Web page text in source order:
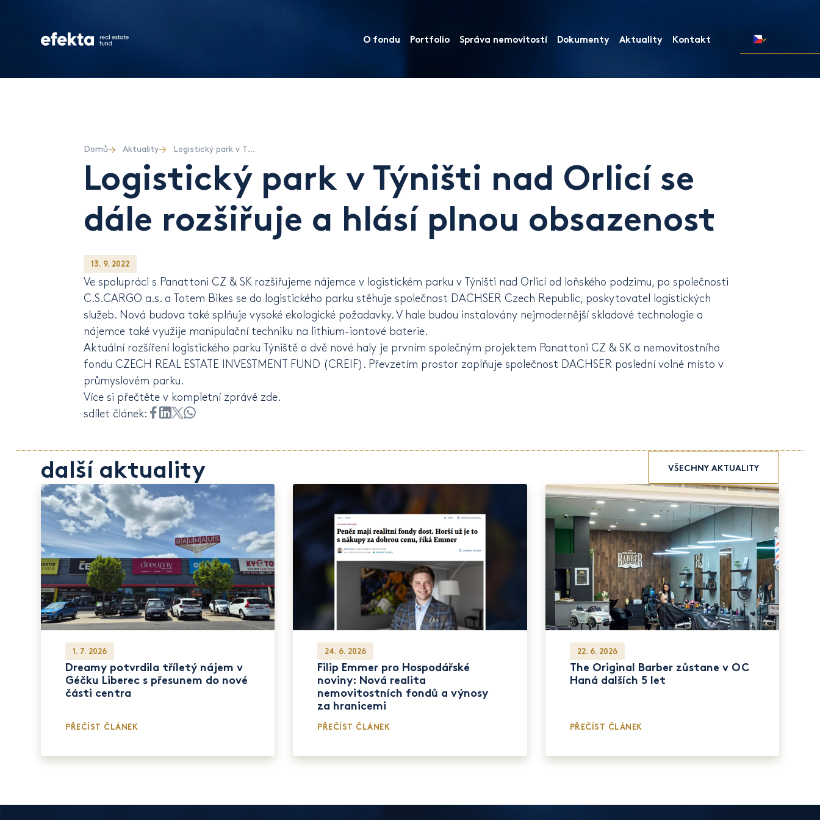
O fondu Portfolio Správa nemovitostí Dokumenty Aktuality Kontakt
Domů Aktuality Logistický park v Týništi nad Orlicí se dále rozšiřuje a hlásí plnou obsazenost
Logistický park v Týništi nad Orlicí se
dále rozšiřuje a hlásí plnou obsazenost
13. 9. 2022
Ve spolupráci s Panattoni CZ & SK rozšiřujeme nájemce v logistickém parku v Týništi nad Orlicí od loňského podzimu, po společnosti
C.S.CARGO a.s. a Totem Bikes se do logistického parku stěhuje společnost DACHSER Czech Republic, poskytovatel logistických
služeb. Nová budova také splňuje vysoké ekologické požadavky. V hale budou instalovány nejmodernější skladové technologie a
nájemce také využije manipulační techniku na lithium-iontové baterie.
Aktuální rozšíření logistického parku Týniště o dvě nové haly je prvním společným projektem Panattoni CZ & SK a nemovitostního
fondu CZECH REAL ESTATE INVESTMENT FUND (CREIF). Převzetím prostor zaplňuje společnost DACHSER poslední volné místo v
průmyslovém parku.
Více si přečtěte v kompletní zprávě zde.
sdílet článek:
další aktuality VŠECHNY AKTUALITY
1. 7. 2026
Dreamy potvrdila tříletý nájem v
Géčku Liberec s přesunem do nové
části centra
PŘEČÍST ČLÁNEK
24. 6. 2026
Filip Emmer pro Hospodářské
noviny: Nová realita
nemovitostních fondů a výnosy
za hranicemi
PŘEČÍST ČLÁNEK
22. 6. 2026
The Original Barber zůstane v OC
Haná dalších 5 let
PŘEČÍST ČLÁNEK